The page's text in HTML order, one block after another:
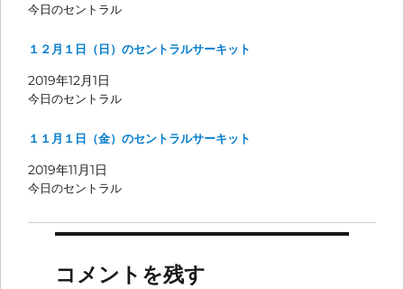
今日のセントラル
１２月１日（日）のセントラルサーキット
2019年12月1日
今日のセントラル
１１月１日（金）のセントラルサーキット
2019年11月1日
今日のセントラル
コメントを残す